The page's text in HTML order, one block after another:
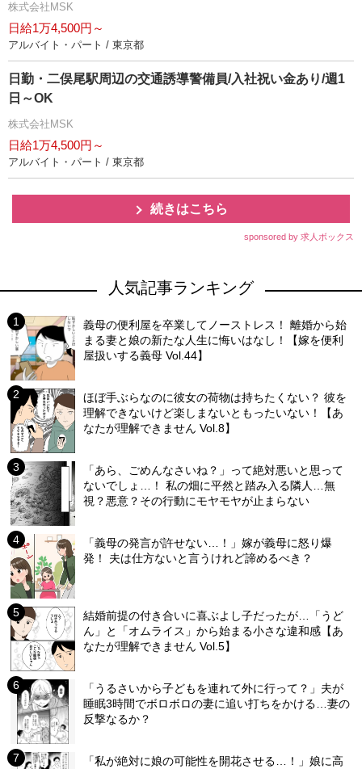
株式会社MSK
日給1万4,500円～
アルバイト・パート / 東京都
日勤・二俣尾駅周辺の交通誘導警備員/入社祝い金あり/週1
日～OK
株式会社MSK
日給1万4,500円～
アルバイト・パート / 東京都
続きはこちら
sponsored by 求人ボックス
人気記事ランキング
義母の便利屋を卒業してノーストレス！ 離婚から始
まる妻と娘の新たな人生に悔いはなし！【嫁を便利
屋扱いする義母 Vol.44】
ほぼ手ぶらなのに彼女の荷物は持ちたくない？ 彼を
理解できないけど楽しまないともったいない！【あ
なたが理解できません Vol.8】
「あら、ごめんなさいね？」って絶対悪いと思って
ないでしょ…！ 私の畑に平然と踏み入る隣人…無
視？悪意？その行動にモヤモヤが止まらない
「義母の発言が許せない…！」嫁が義母に怒り爆
発！ 夫は仕方ないと言うけれど諦めるべき？
結婚前提の付き合いに喜ぶよし子だったが…「うど
ん」と「オムライス」から始まる小さな違和感【あ
なたが理解できません Vol.5】
「うるさいから子どもを連れて外に行って？」夫が
睡眠3時間でボロボロの妻に追い打ちをかける…妻の
反撃なるか？
「私が絶対に娘の可能性を開花させる…！」娘に高